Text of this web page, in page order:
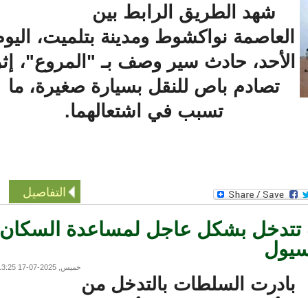
شهد الطريق الرابط بين
نواكشوط ومدينة بتلميت، اليوم
حادث سير وصف بـ "المروع"، إثر
تصادم باص للنقل بسيارة صغيرة، ما
تسبب في اشتعالهما.
التفاصيل
بشكل عاجل لمساعدة السكان
خميس, 2025-07-17 13:25
السلطات بالتدخل من